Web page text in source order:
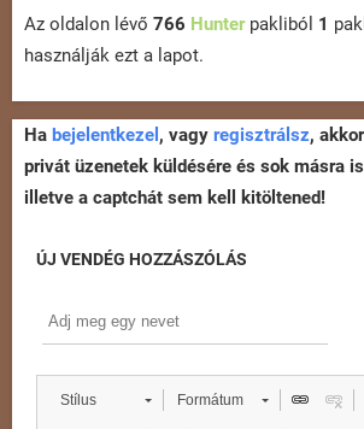
Az oldalon lévő 766 Hunterpakliból 1
használják ezt a lapot.
Ha bejelentkezel , vagy regisztrálsz,
privát üzenetek küldésére és sok másra
illetve a captchát sem kell kitöltened!
ÚJ VENDÉG HOZZÁSZÓLÁS
Stílus Formátum